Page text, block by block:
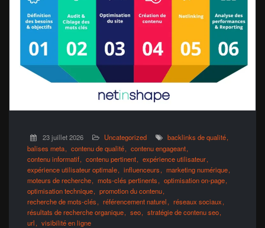
23 juillet 2026 Uncategorized
backlinks de qualité
balises meta
contenu de qualité
contenu engageant
contenu informatif
contenu pertinent
expérience utilisateur
expérience utilisateur optimale
influenceurs
marketing numérique
moteurs de recherche
mots-clés pertinents
optimisation on-page
optimisation technique
promotion du contenu
recherche de mots-clés
référencement naturel
réseaux sociaux
résultats de recherche organique
seo
stratégie de contenu seo
url
visibilité en ligne